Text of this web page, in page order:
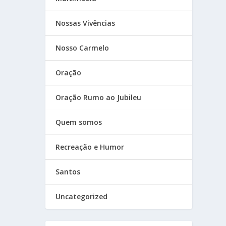
Nossas Vivências
Nosso Carmelo
Oração
Oração Rumo ao Jubileu
Quem somos
Recreação e Humor
Santos
Uncategorized